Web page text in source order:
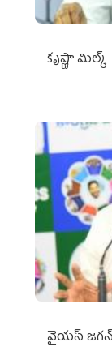
కృష్ణా మిల్క్‌
వైయ‌స్ జగన్‌